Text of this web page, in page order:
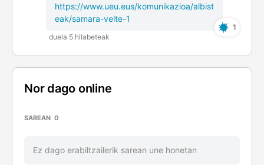
https://www.ueu.eus/komunikazioa/albist
eak/samara-velte-1
1
duela 5 hilabeteak
Nor dago online
SAREAN 0
Ez dago erabiltzailerik sarean une honetan